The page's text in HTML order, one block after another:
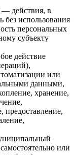
— действия, в
без использования
персональных
субъекту
действие
или
данными,
хранение,
предоставление,
или